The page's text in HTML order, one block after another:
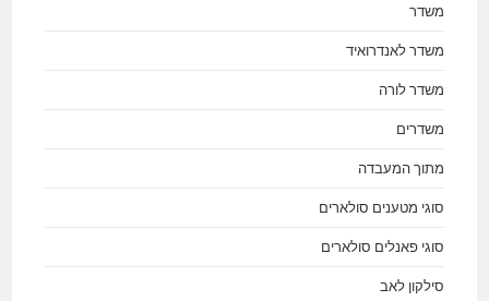
משדר
משדר לאנדרואיד
משדר לורה
משדרים
מתוך המעבדה
סוגי מטענים סולארים
סוגי פאנלים סולארים
סילקון לאב